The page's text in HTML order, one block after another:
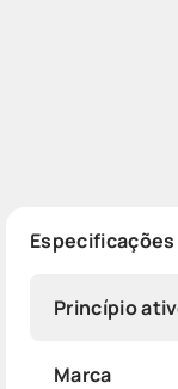
Especificações
Princípio
Marca